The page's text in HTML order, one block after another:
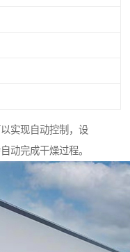
实现自动控制，设
动完成干燥过程。